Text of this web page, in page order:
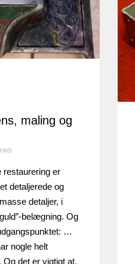
maling og
restaurering er
detaljerede og
detaljer, i
belægning. Og
…
nogle helt
det er vigtigt at,